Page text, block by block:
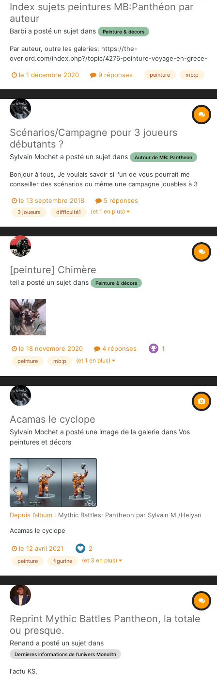
Index sujets peintures MB:Panthéon par
auteur
Barbi a posté un sujet dans Peinture & décors
Par auteur, outre les galeries: https://the-
overlord.com/index.php?/topic/4276-peinture-voyage-en-grece-
le 1 décembre 2020
9 réponses peinture mb:p
Scénarios/Campagne pour 3 joueurs
débutants ?
Sylvain Mochet a posté un sujet dans Autour de MB: Pantheon
Bonjour à tous, Je voulais savoir si l'un de vous pourrait me
conseiller des scénarios ou même une campagne jouables à 3
le 13 septembre 2018
5 réponses
3 joueurs difficulté1 (et 1 en plus)
[peinture] Chimère
teil a posté un sujet dans Peinture & décors
le 18 novembre 2020 4 réponses 1
peinture mb:p (et 1 en plus)
Acamas le cyclope
Sylvain Mochet a posté une image de la galerie dans Vos
peintures et décors
Depuis l’album : Mythic Battles: Pantheon par Sylvain M./Helyan
Acamas le cyclope
le 12 avril 2021 2
peinture figurine (et 3 en plus)
Reprint Mythic Battles Pantheon, la totale
ou presque.
Renand a posté un sujet dans
Dernieres informations de l'univers Monolith
l'actu KS,